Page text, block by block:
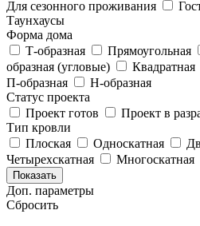
Для сезонного проживания
Таунхаусы
Форма дома
Т-образная
Прямоугольная
образная (угловые)
Квадратная
П-образная
Н-образная
Статус проекта
Проект готов
Проект в
Тип кровли
Плоская
Односкатная
Четырехскатная
Многоскатная
Показать
Доп. параметры
Сбросить